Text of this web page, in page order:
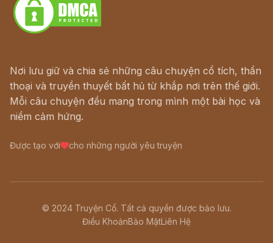
Nơi lưu giữ và chia sẻ những câu chuyện cổ tích, thần
thoại và truyền thuyết bất hủ từ khắp nơi trên thế giới.
Mỗi câu chuyện đều mang trong mình một bài học và
niềm cảm hứng.
Được tạo với cho những người yêu truyện
© 2024 Truyện Cổ. Tất cả quyền được bảo lưu.
Điều KhoảnBảo MậtLiên Hệ